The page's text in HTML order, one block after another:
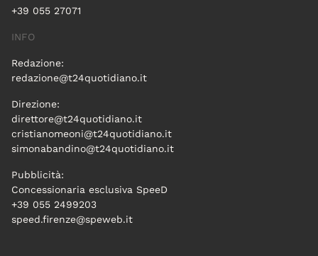
+39 055 27071
INFO
Redazione:
redazione@t24quotidiano.it
Direzione:
direttore@t24quotidiano.it
cristianomeoni@t24quotidiano.it
simonabandino@t24quotidiano.it
Pubblicità:
Concessionaria esclusiva SpeeD
+39 055 2499203
speed.firenze@speweb.it